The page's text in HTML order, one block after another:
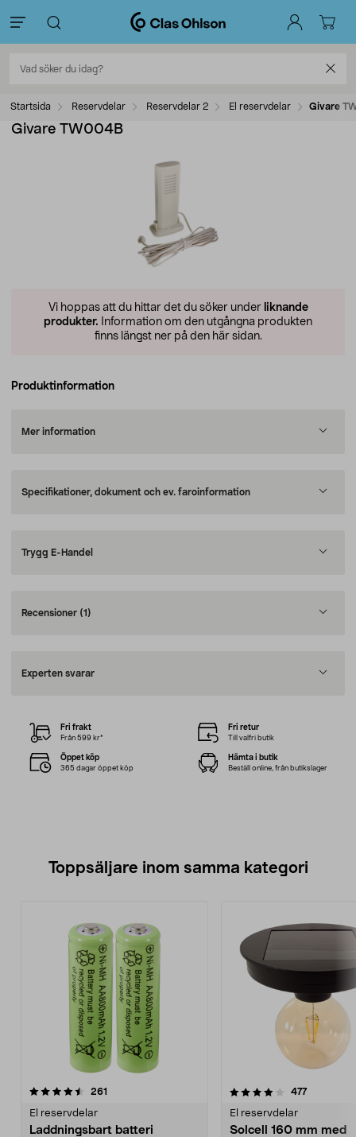
Startsida Reservdelar Reservdelar 2 El reservdelar Givare
Givare TW004B
Vi hoppas att du hittar det du söker under liknande
produkter. Information om den utgångna produkten
finns längst ner på den här sidan.
Produktinformation
Mer information
Specifikationer, dokument och ev. faroinformation
Trygg E-Handel
Recensioner (1)
Experten svarar
Fri frakt
Från 599 kr*
Fri retur
Till valfri butik
Öppet köp
365 dagar öppet köp
Hämta i butik
Beställ online, från butikslager
Toppsäljare inom samma kategori
261
El reservdelar
Laddningsbart batteri
4.0 av 5 stjärnor 477
El reservdelar
Solcell 160 mm med
4.5 av 5 stjärnor